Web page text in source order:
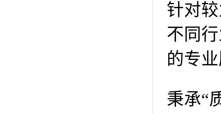
针对
不同
的专
秉承“